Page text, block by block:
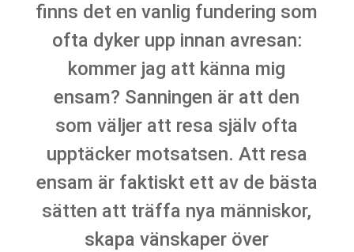
finns det en vanlig fundering som
ofta dyker upp innan avresan:
kommer jag att känna mig
ensam? Sanningen är att den
som väljer att resa själv ofta
upptäcker motsatsen. Att resa
ensam är faktiskt ett av de bästa
sätten att träffa nya människor,
skapa vänskaper över